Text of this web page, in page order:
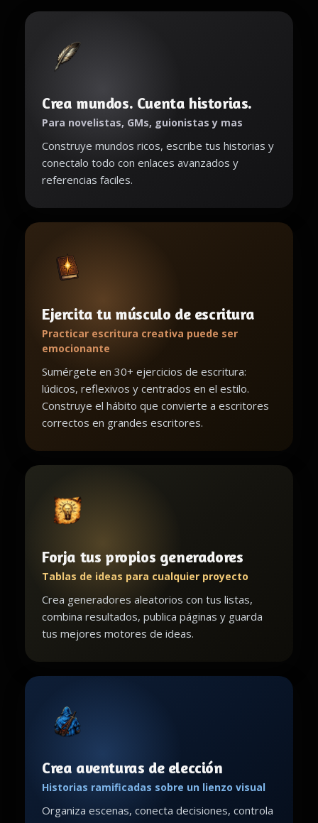
Crea mundos. Cuenta historias.
Para novelistas, GMs, guionistas y mas
Construye mundos ricos, escribe tus historias y
conectalo todo con enlaces avanzados y
referencias faciles.
Ejercita tu músculo de escritura
Practicar escritura creativa puede ser
emocionante
Sumérgete en 30+ ejercicios de escritura:
lúdicos, reflexivos y centrados en el estilo.
Construye el hábito que convierte a escritores
correctos en grandes escritores.
Forja tus propios generadores
Tablas de ideas para cualquier proyecto
Crea generadores aleatorios con tus listas,
combina resultados, publica páginas y guarda
tus mejores motores de ideas.
Crea aventuras de elección
Historias ramificadas sobre un lienzo visual
Organiza escenas, conecta decisiones, controla